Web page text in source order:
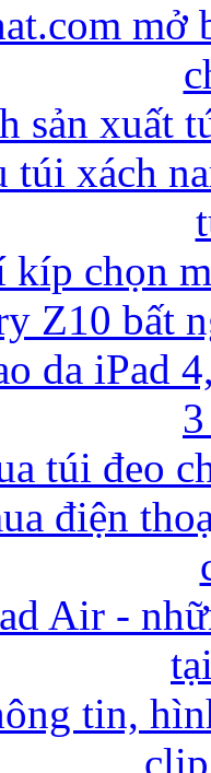
mở
sản xuất
xách
kíp chọn
Z10 bất
da iPad
túi đeo
điện
Air -
tin,